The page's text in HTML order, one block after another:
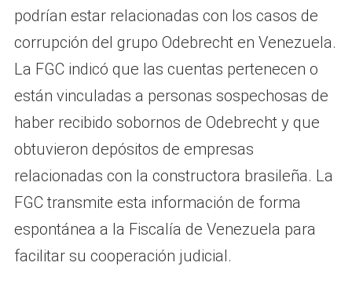
podrían estar relacionadas con los casos de
corrupción del grupo Odebrecht en Venezuela.
La FGC indicó que las cuentas pertenecen o
están vinculadas a personas sospechosas de
haber recibido sobornos de Odebrecht y que
obtuvieron depósitos de empresas
relacionadas con la constructora brasileña. La
FGC transmite esta información de forma
espontánea a la Fiscalía de Venezuela para
facilitar su cooperación judicial.